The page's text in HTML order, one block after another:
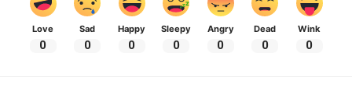
Love
0
Sad
0
Happy
0
Sleepy
0
Angry
0
Dead
0
Wink
0